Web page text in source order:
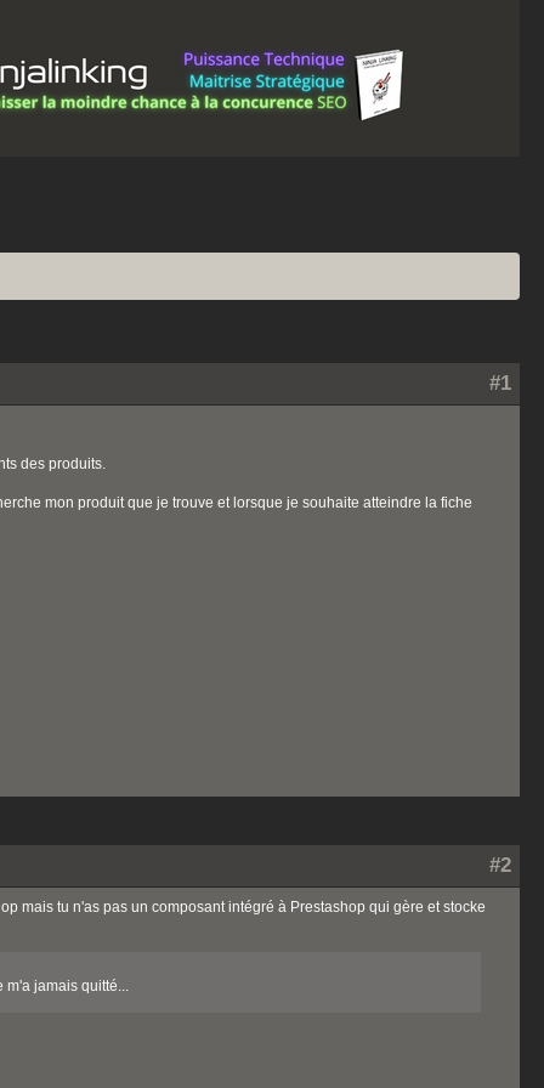
#1
des produits.
mon produit que je trouve et lorsque je souhaite atteindre la fiche
#2
mais tu n'as pas un composant intégré à Prestashop qui gère et stocke
jamais quitté...